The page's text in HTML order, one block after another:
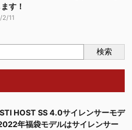
す！
11
検索
HOST SS 4.0サイレンサーモデ
年福袋モデルはサイレンサー